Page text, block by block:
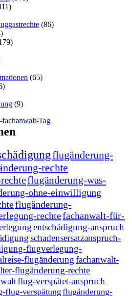
(86)
(65)
(9)
fachanwalt-Tag
flugänderung-
rechte
flugänderung-was-
ohne-einwilligung
flugänderung-
rechtefachanwalt-für-
entschädigung-anspruch
schadensersatzanspruch-
flugverlegung-
flugänderungfachanwalt-
flugänderung-rechte
flug-verspätet-anspruch
flug-verspätung flugänderung-